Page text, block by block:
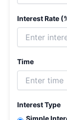
Interest Rate
Time
Interest Type